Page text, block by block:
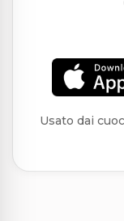
Usato dai